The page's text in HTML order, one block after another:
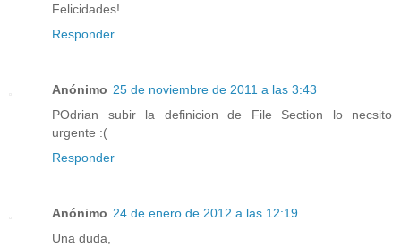
Felicidades!
Responder
Anónimo 25 de noviembre de 2011 a las 3:43
POdrian subir la definicion de File Section lo necsito
urgente :(
Responder
Anónimo 24 de enero de 2012 a las 12:19
Una duda,